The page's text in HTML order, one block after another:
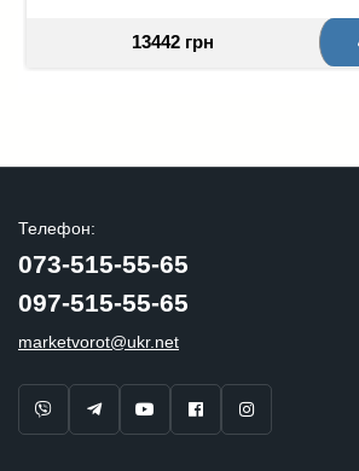
13442 грн
Телефон:
073-515-55-65
097-515-55-65
marketvorot@ukr.net